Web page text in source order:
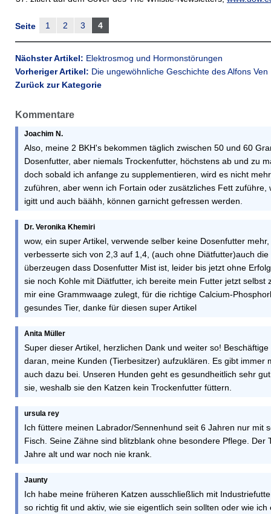
Seite 1 2 3 4
Nächster Artikel: Elektrosmog und Hormonstörungen
Vorheriger Artikel: Die ungewöhnliche Geschichte des Alfons Ven
Zurück zur Kategorie
Kommentare
Joachim N.
Also, meine 2 BKH's bekommen täglich zwischen 50 und 60
Dosenfutter, aber niemals Trockenfutter, höchstens ab und zu
doch sobald ich anfange zu supplementieren, wird es nicht
zuführen, aber wenn ich Fortain oder zusätzliches Fett
igitt und auch bäähh, können garnicht gefressen werden.
Dr. Veronika Khemiri
wow, ein super Artikel, verwende selber keine Dosenfutter
verbesserte sich von 2,3 auf 1,4, (auch ohne Diätfutter)auch
überzeugen dass Dosenfutter Mist ist, leider bis jetzt ohne
sie noch Kohle mit Diätfutter, ich bereite mein Futter jetzt selbst
mir eine Grammwaage zulegt, für die richtige Calcium-
gesundes Tier, danke für diesen super Artikel
Anita Müller
Super dieser Artikel, herzlichen Dank und weiter so!
daran, meine Kunden (Tierbesitzer) aufzuklären. Es gibt
auch dazu bei. Unseren Hunden geht es gesundheitlich sehr
sie, weshalb sie den Katzen kein Trockenfutter füttern.
ursula rey
Ich füttere meinen Labrador/Sennenhund seit 6 Jahren nur mit
Fisch. Seine Zähne sind blitzblank ohne besondere Pflege.
Jahre alt und war noch nie krank.
Jaunty
Ich habe meine früheren Katzen ausschließlich mit
so richtig fit und aktiv, wie sie eigentlich sein sollten oder wie